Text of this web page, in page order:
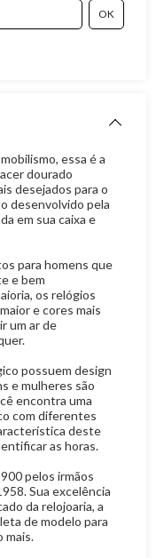
essa é a
dourado
desejados para o
desenvolvido pela
em sua caixa e
para homens que
e bem
os relógios
e cores mais
um ar de
possuem design
e mulheres são
encontra uma
com diferentes
deste
as horas.
pelos irmãos
Sua excelência
da relojoaria, a
de modelo para
mais.